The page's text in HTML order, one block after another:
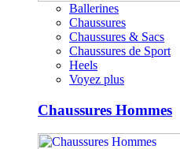
Ballerines
Chaussures
Chaussures & Sacs
Chaussures de Sport
Heels
Voyez plus
Chaussures Hommes